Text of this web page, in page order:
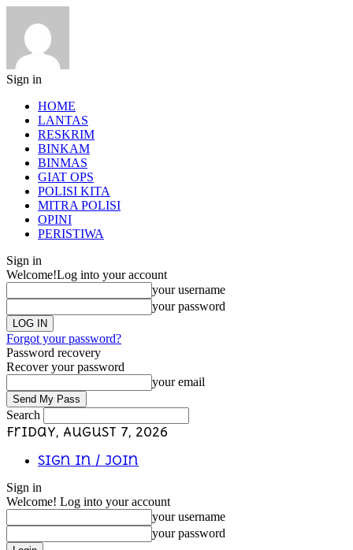
Sign in
HOME
LANTAS
RESKRIM
BINKAM
BINMAS
GIAT OPS
POLISI KITA
MITRA POLISI
OPINI
PERISTIWA
Sign in
Welcome!Log into your account
your username
your password
Forgot your password?
Password recovery
Recover your password
your email
Search
Friday, August 7, 2026
Sign in / Join
Sign in
Welcome! Log into your account
your username
your password